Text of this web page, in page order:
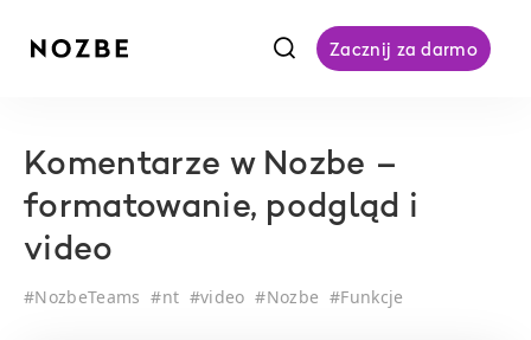
f Zacznij za darmo
Komentarze w Nozbe –
formatowanie, podgląd i
video
#NozbeTeams #nt #video #Nozbe #Funkcje